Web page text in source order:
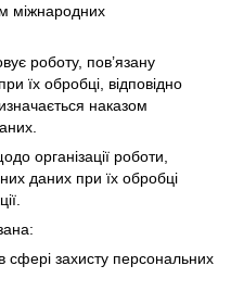
міжнародних
роботу, пов’язану
їх обробці, відповідно
наказом
організації роботи,
даних при їх обробці
сфері захисту персональних